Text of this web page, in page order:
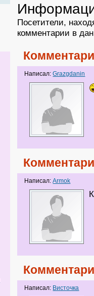
Посетители,
комментарии в
Написал:Grazgdanin
Написал:Armok
Написал: Висточка